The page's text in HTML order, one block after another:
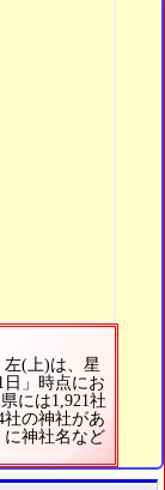
(上)は、星
日」時点にお
には1,921社
の神社があ
に神社名など